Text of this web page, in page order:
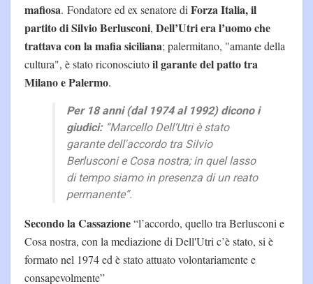
mafiosa. Fondatore ed ex senatore di Forza Italia, il
partito di Silvio Berlusconi, Dell’Utri era l’uomo che
trattava con la mafia siciliana; palermitano, "amante della
cultura", è stato riconosciutoil garante del patto tra
Milano e Palermo.
Per 18 anni (dal 1974 al 1992) dicono i
giudici: “Marcello Dell’Utri è stato
garante dell'accordo tra Silvio
Berlusconi e Cosa nostra; in quel lasso
di tempo siamo in presenza di un reato
permanente”.
Secondo la Cassazione“l’accordo, quello tra Berlusconi e
Cosa nostra, con la mediazione di Dell'Utri c’è stato, si è
formato nel 1974 ed è stato attuato volontariamente e
consapevolmente”